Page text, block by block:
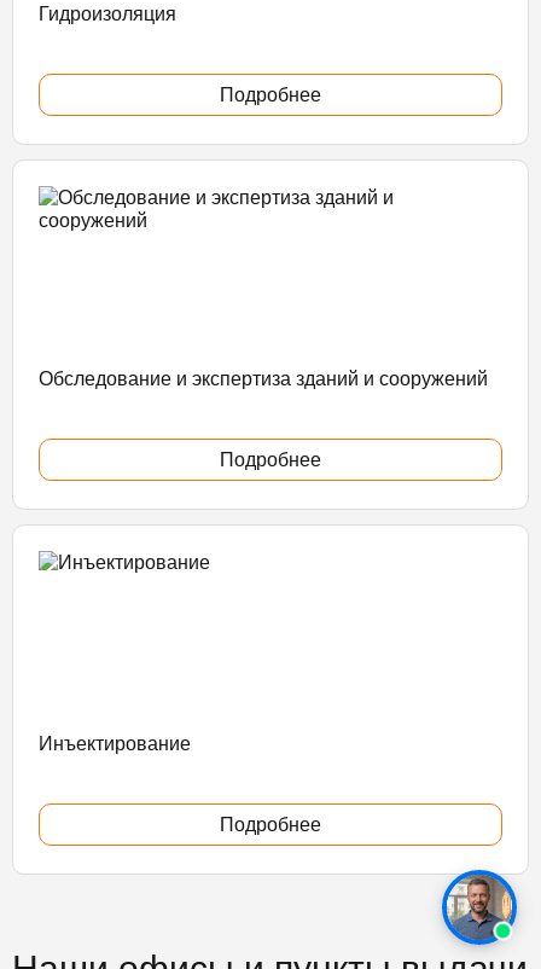
Гидроизоляция
Подробнее
Обследование и экспертиза зданий и сооружений
Подробнее
Инъектирование
Подробнее